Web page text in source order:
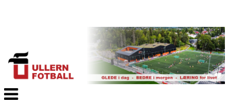
Veksle
navigasjon